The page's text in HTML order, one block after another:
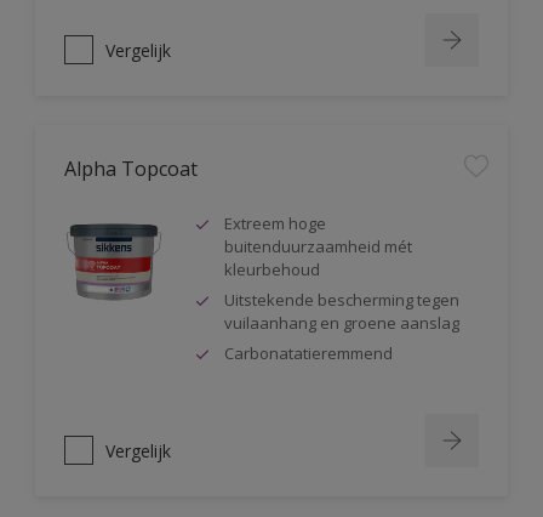
Vergelijk
Alpha Topcoat
Extreem hoge
buitenduurzaamheid mét
kleurbehoud
Uitstekende bescherming tegen
vuilaanhang en groene aanslag
Carbonatatieremmend
Vergelijk